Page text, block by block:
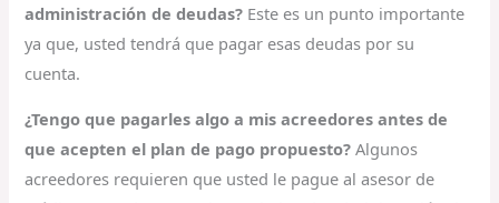
administración de deudas? Este es un punto importante
ya que, usted tendrá que pagar esas deudas por su
cuenta.
¿Tengo que pagarles algo a mis acreedores antes de
que acepten el plan de pago propuesto?Algunos
acreedores requieren que usted le pague al asesor de